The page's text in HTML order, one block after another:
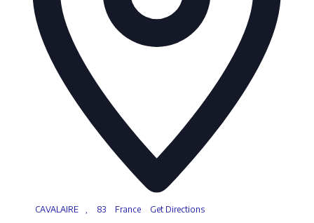
CAVALAIRE 83 France Get Directions